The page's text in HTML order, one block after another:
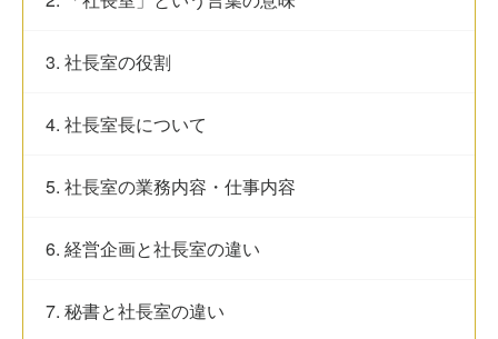
3. 社長室の役割
4. 社長室長について
5. 社長室の業務内容・仕事内容
6. 経営企画と社長室の違い
7. 秘書と社長室の違い